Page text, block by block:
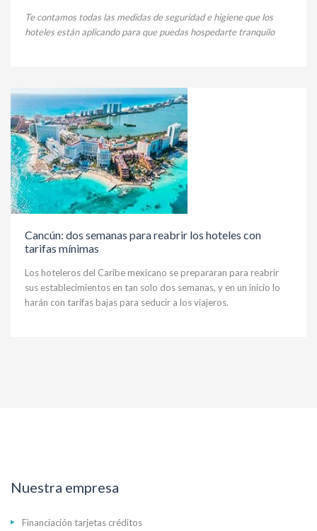
Te contamos todas las medidas de seguridad e higiene que los
hoteles están aplicando para que puedas hospedarte tranquilo
Cancún: dos semanas para reabrir los hoteles con
tarifas mínimas
Los hoteleros del Caribe mexicano se prepararan para reabrir
sus establecimientos en tan solo dos semanas, y en un inicio lo
harán con tarifas bajas para seducir a los viajeros.
Nuestra empresa
Financiación tarjetas créditos